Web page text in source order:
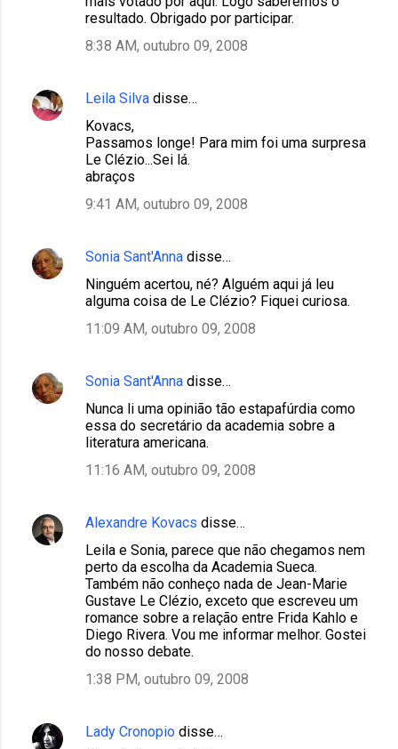
resultado. Obrigado por participar.
8:38 AM, outubro 09, 2008
Leila Silva disse…
Kovacs,
Passamos longe! Para mim foi uma surpresa
Le Clézio...Sei lá.
abraços
9:41 AM, outubro 09, 2008
Sonia Sant'Anna disse…
Ninguém acertou, né? Alguém aqui já leu
alguma coisa de Le Clézio? Fiquei curiosa.
11:09 AM, outubro 09, 2008
Sonia Sant'Anna disse…
Nunca li uma opinião tão estapafúrdia como
essa do secretário da academia sobre a
literatura americana.
11:16 AM, outubro 09, 2008
Alexandre Kovacs disse…
Leila e Sonia, parece que não chegamos nem
perto da escolha da Academia Sueca.
Também não conheço nada de Jean-Marie
Gustave Le Clézio, exceto que escreveu um
romance sobre a relação entre Frida Kahlo e
Diego Rivera. Vou me informar melhor. Gostei
do nosso debate.
1:38 PM, outubro 09, 2008
Lady Cronopio disse…